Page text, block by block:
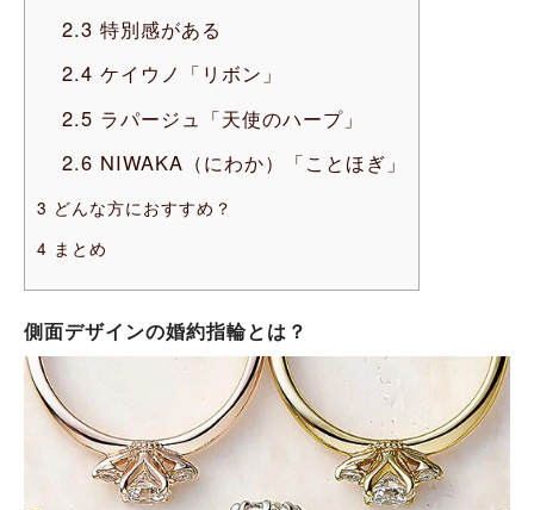
2.3 特別感がある
2.4 ケイウノ「リボン」
2.5 ラパージュ「天使のハープ」
2.6 NIWAKA（にわか）「ことほぎ」
3 どんな方におすすめ？
4 まとめ
側面デザインの婚約指輪とは？